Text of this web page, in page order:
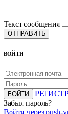
Текст сообщения
ОТПРАВИТЬ
ВОЙТИ
ВОЙТИ
Забыл пароль?
Войти через push-